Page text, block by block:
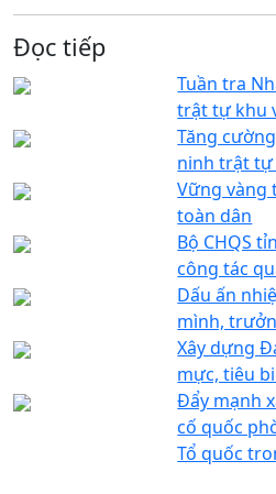
Đọc tiếp
Tuần tra
trật tự khu
Tăng
ninh trật tự
Vững vàng
toàn dân
Bộ CHQS
công tác
Dấu ấn
mình,
Xây dựng
mực, tiêu
Đẩy mạnh
cố quốc
Tổ quốc